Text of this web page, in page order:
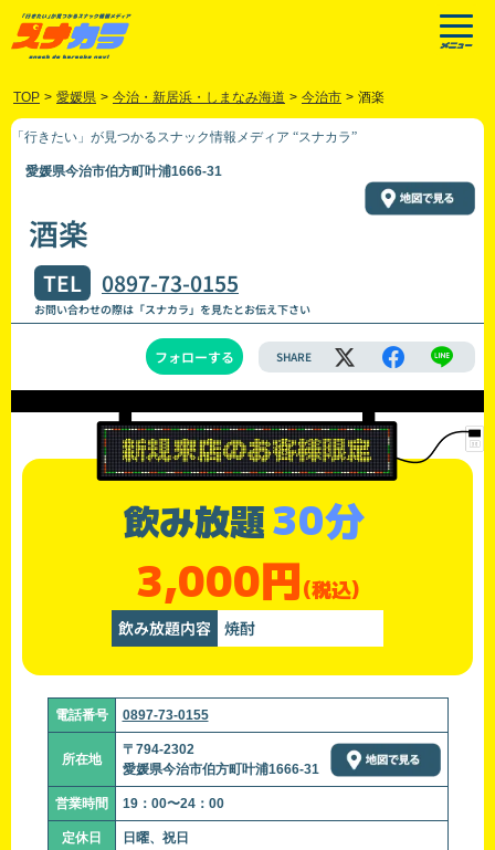
TOP > 愛媛県 > 今治・新居浜・しまなみ海道 > 今治市 > 酒楽
「行きたい」が見つかるスナック情報メディア “スナカラ”
愛媛県今治市伯方町叶浦1666-31
酒楽
TEL 0897-73-0155
お問い合わせの際は「スナカラ」を見たとお伝え下さい
フォローする SHARE
飲み放題30分
3,000円(税込)
飲み放題内容 焼酎
電話番号 0897-73-0155
所在地
〒794-2302
愛媛県今治市伯方町叶浦1666-31
営業時間 19：00〜24：00
定休日 日曜、祝日